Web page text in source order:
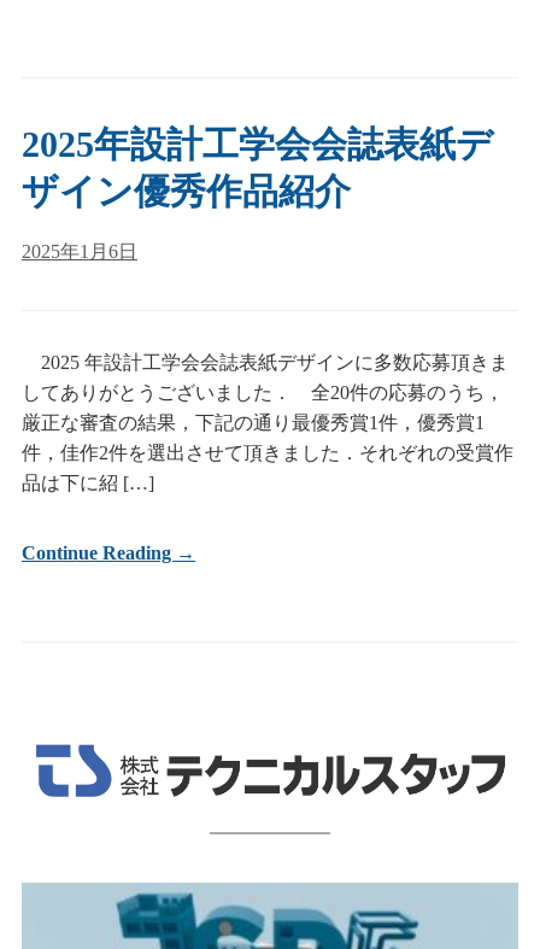
2025年設計工学会会誌表紙デ
ザイン優秀作品紹介
2025年1月6日
2025 年設計工学会会誌表紙デザインに多数応募頂きま
してありがとうございました． 全20件の応募のうち，
厳正な審査の結果，下記の通り最優秀賞1件，優秀賞1
件，佳作2件を選出させて頂きました．それぞれの受賞作
品は下に紹 […]
Continue Reading →